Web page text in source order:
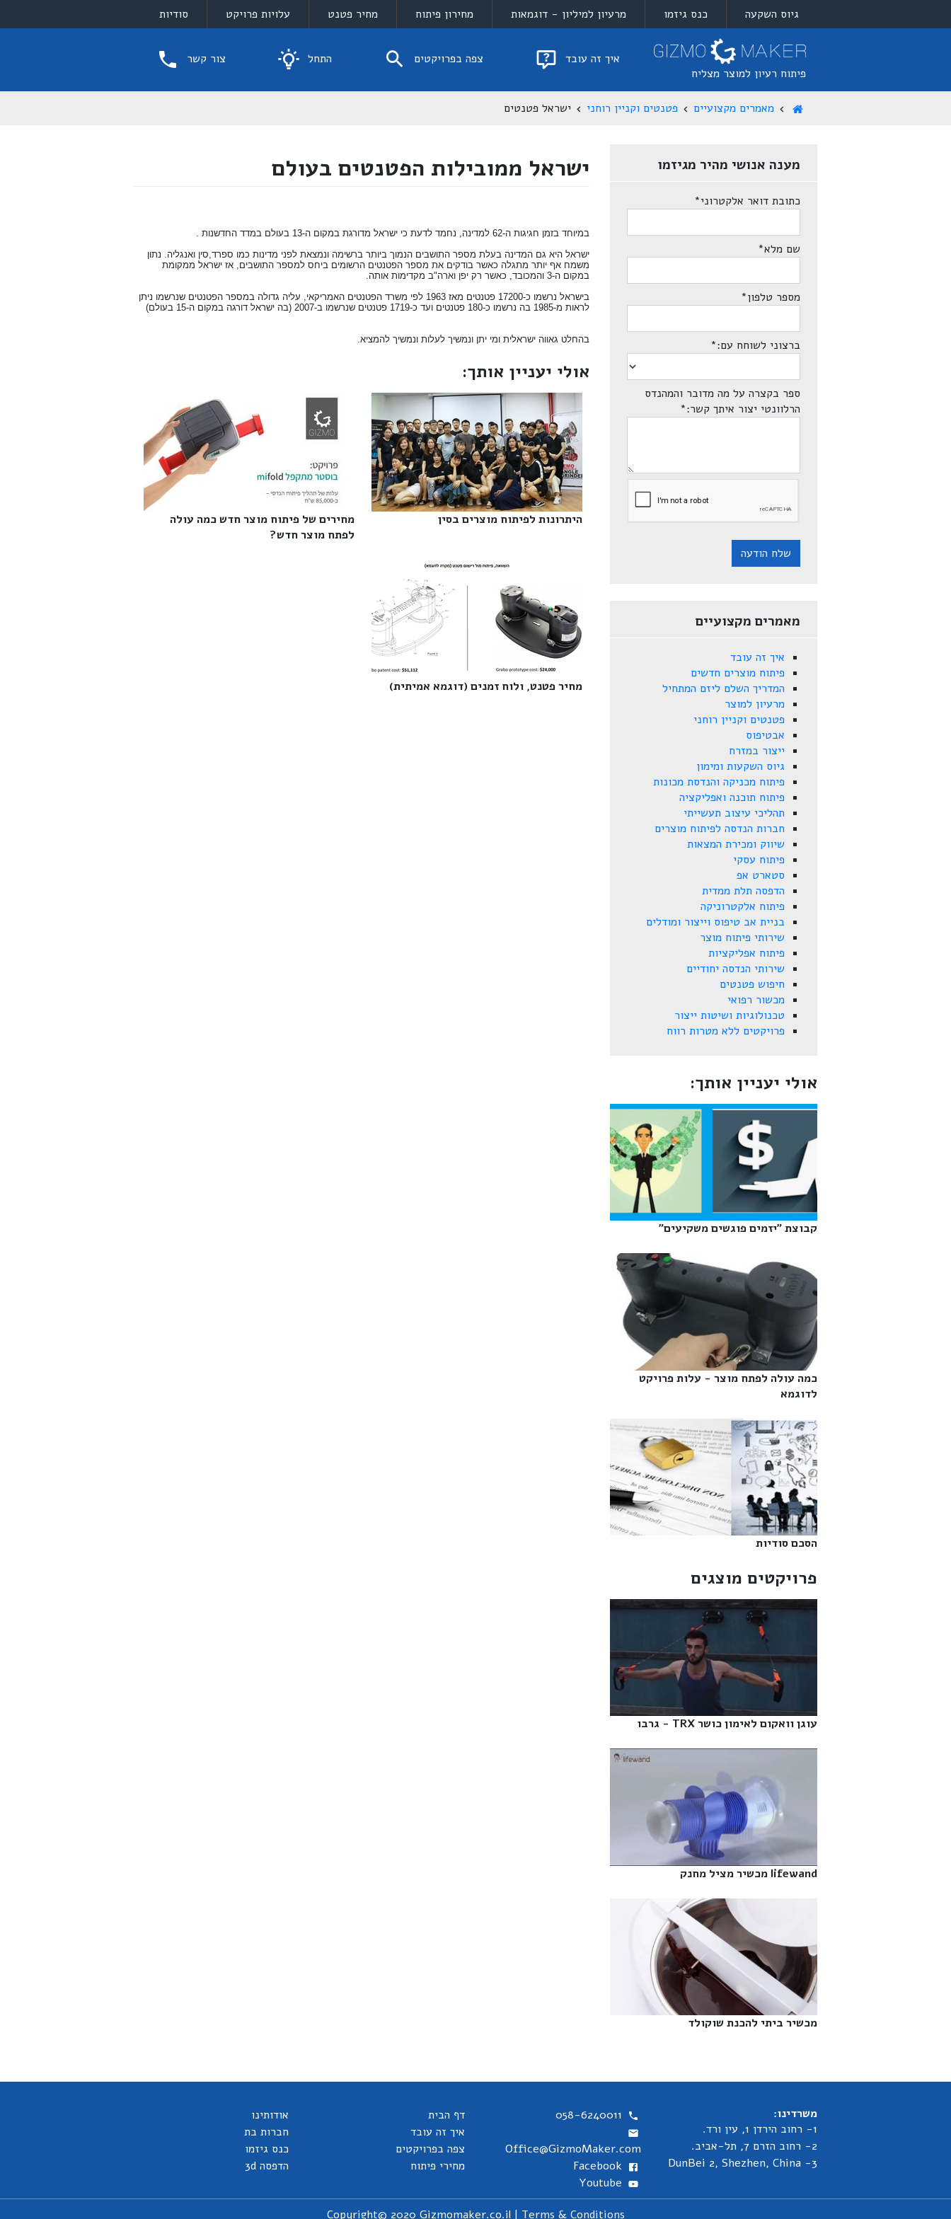
גיוס השקעה כנס גיזמו מרעיון למיליון - דוגמאות מחירון פיתוח מחיר פטנט עלויות פרויקט סודיות
פיתוח רעיון למוצר מצליח
איך זה עובד צפה בפרויקטים התחל צור קשר
מאמרים מקצועיים פטנטים וקניין רוחני ישראל פטנטים
ישראל ממובילות הפטנטים בעולם
במיוחד בזמן חגיגות ה-62 למדינה, נחמד לדעת כי ישראל מדורגת במקום ה-13 בעולם במדד החדשנות .
ישראל היא גם המדינה בעלת מספר התושבים הנמוך ביותר ברשימה ונמצאת לפני מדינות כמו ספרד,סין ואנגליה. נתון
משמח אף יותר מתגלה כאשר בודקים את מספר הפטנטים הרשומים ביחס למספר התושבים, אז ישראל ממקומת
במקום ה-3 והמכובד, כאשר רק יפן וארה"ב מקדימות אותה.
בישראל נרשמו כ-17200 פטנטים מאז 1963 לפי משרד הפטנטים האמריקאי, עליה גדולה במספר הפטנטים שנרשמו ניתן
לראות מ-1985 בה נרשמו כ-180 פטנטים ועד כ-1719 פטנטים שנרשמו ב-2007 (בה ישראל דורגה במקום ה-15 בעולם)
בהחלט גאווה ישראלית ומי יתן ונמשיך לעלות ונמשיך להמציא.
אולי יעניין אותך:
היתרונות לפיתוח מוצרים בסין‎
מחירים של פיתוח מוצר חדש כמה עולה
לפתח מוצר חדש?‎
מחיר פטנט, ולוח זמנים (דוגמא אמיתית)‎
מענה אנושי מהיר מגיזמו
כתובת דואר אלקטרוני*
שם מלא*
מספר טלפון*
ברצוני לשוחח עם:*
ספר בקצרה על מה מדובר והמהנדס
הרלוונטי יצור איתך קשר:*
שלח הודעה
מאמרים מקצועיים
איך זה עובד
פיתוח מוצרים חדשים
המדריך השלם ליזם המתחיל
מרעיון למוצר
פטנטים וקניין רוחני
אבטיפוס
ייצור במזרח
גיוס השקעות ומימון
פיתוח מכניקה והנדסת מכונות
פיתוח תוכנה ואפליקציה
תהליכי עיצוב תעשייתי
חברות הנדסה לפיתוח מוצרים
שיווק ומכירת המצאות
פיתוח עסקי
סטארט אפ
הדפסה תלת ממדית
פיתוח אלקטרוניקה
בניית אב טיפוס וייצור ומודלים
שירותי פיתוח מוצר
פיתוח אפליקציות
שירותי הנדסה יחודיים
חיפוש פטנטים
מכשור רפואי
טכנולוגיות ושיטות ייצור
פרויקטים ללא מטרות רווח
אולי יעניין אותך:
קבוצת "יזמים פוגשים משקיעים"‎
כמה עולה לפתח מוצר - עלות פרויקט
לדוגמא‎
הסכם סודיות‎
פרויקטים מוצגים
עוגן וואקום לאימון כושר TRX - גרבו‎
lifewand מכשיר מציל מחנק‎
מכשיר ביתי להכנת שוקולד‎
משרדינו:
1- רחוב הירדן 1, עין ורד.
2- רחוב הזרם 7, תל-אביב.
3- DunBei 2, Shezhen, China
058-6240011
Office@GizmoMaker.com
Facebook
Youtube
דף הבית
איך זה עובד
צפה בפרויקטים
מחירי פיתוח
אודותינו
חברות בת
כנס גיזמו
הדפסה 3d
Copyright© 2020 Gizmomaker.co.il | Terms & Conditions